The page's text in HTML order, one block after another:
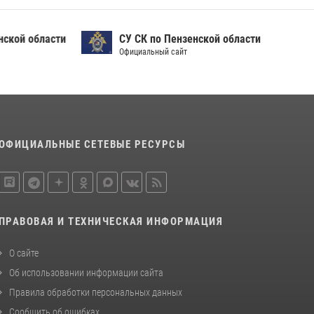
Сотрудники пензенского ОМОН «Страж»
с вооружением и техникой Росгвардии
05 августа 2026, 06:15
11 июля 2026, 10:00 2
области СУ СК по Пензенской области
Официальный сайт
СЕТЕВЫЕ РЕСУРСЫ
ПРАВОВАЯ И ТЕХНИЧЕСКАЯ ИНФОРМАЦИЯ
О сайте
Об использовании информации сайта
Правила обработки персональных данных